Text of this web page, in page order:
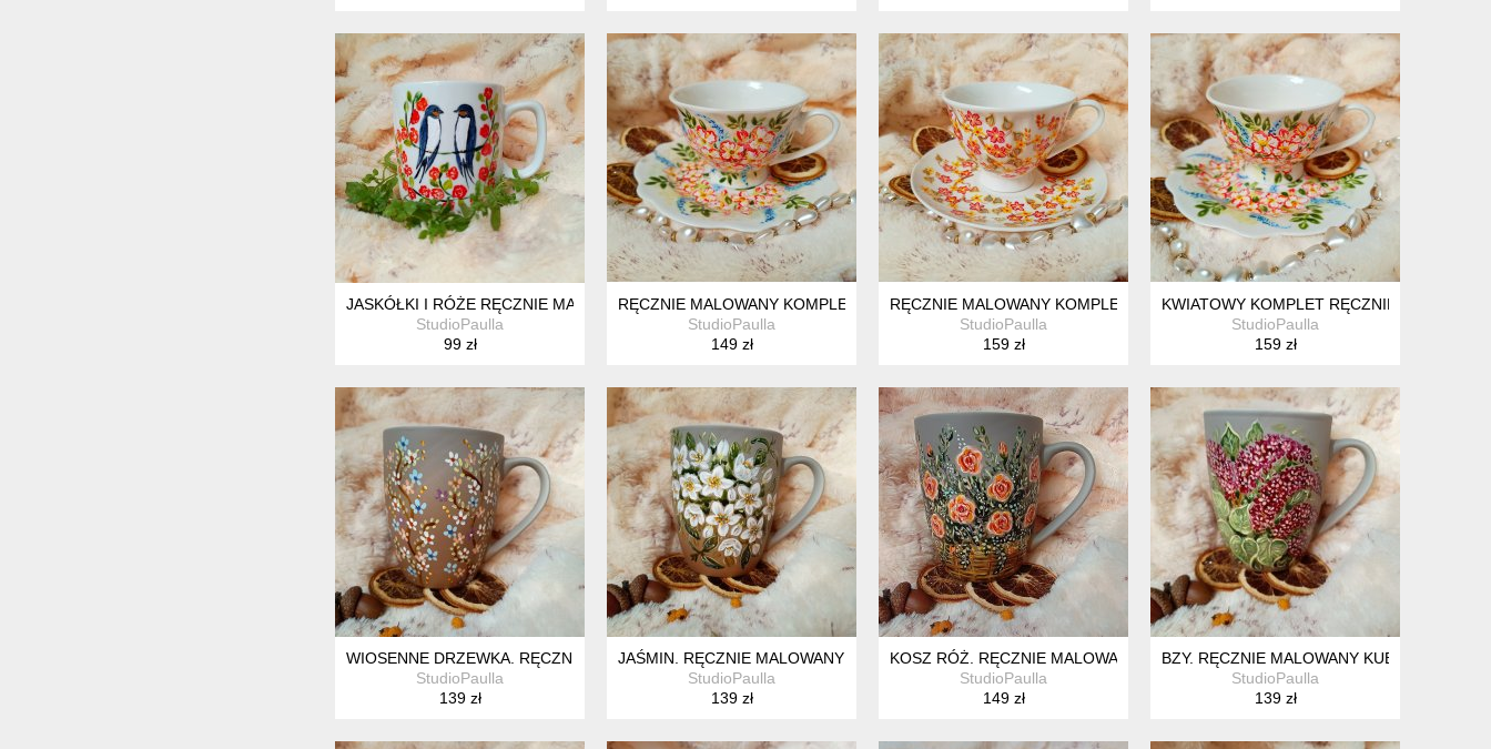
JASKÓŁKI I RÓŻE RĘCZNIE MALOWANY KUBEK 270 ML
StudioPaulla
99 zł
RĘCZNIE MALOWANY KOMPLET W KWIATY 200 ML. II
StudioPaulla
149 zł
RĘCZNIE MALOWANY KOMPLET W KWIATY 200 ML.
StudioPaulla
159 zł
KWIATOWY KOMPLET RĘCZNIE
StudioPaulla
159 zł
WIOSENNE DRZEWKA. RĘCZNIE MALOWANY KUBEK 300 ML.
StudioPaulla
139 zł
JAŚMIN. RĘCZNIE MALOWANY KUBEK 300 ML.
StudioPaulla
139 zł
KOSZ RÓŻ. RĘCZNIE MALOWANY KUBEK 300 ML.
StudioPaulla
149 zł
BZY. RĘCZNIE MALOWANY KUBEK 300 ML.
StudioPaulla
139 zł